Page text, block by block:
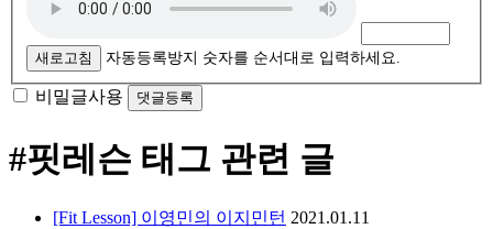
새로고침 자동등록방지 숫자를 순서대로 입력하세요.
비밀글사용
#핏레슨 태그 관련 글
[Fit Lesson] 이영민의 이지민턴 2021.01.11